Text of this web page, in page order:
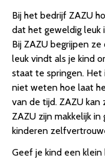
Bij het bedrijf ZAZU
dat het geweldig leuk
Bij ZAZU begrijpen
leuk vindt als je kind
staat te springen. Het
niet weten hoe laat
van de tijd. ZAZU
ZAZU zijn makkelijk
kinderen
Geef je kind een